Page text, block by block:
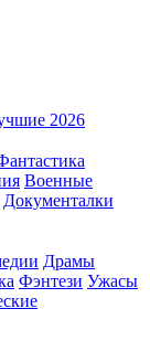
2026
Военные
Документалки
Драмы
Фэнтези Ужасы